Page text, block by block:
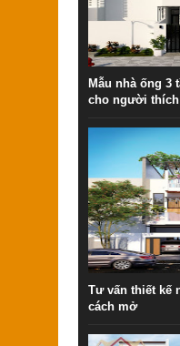
Mẫu nhà ống 3
cho người
Tư vấn thiết kế
cách mở